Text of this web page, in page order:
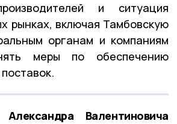
и ситуация
рынках, включая Тамбовскую
органам и компаниям
меры по обеспечению
Валентиновича